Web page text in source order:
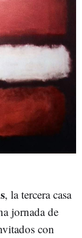
, la tercera casa
jornada de
con